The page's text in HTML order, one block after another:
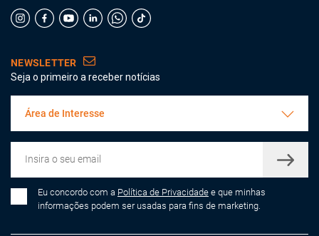
NEWSLETTER
Seja o primeiro a receber notícias
Área de Interesse
Eu concordo com a Política de Privacidade e que minhas
informações podem ser usadas para fins de marketing.